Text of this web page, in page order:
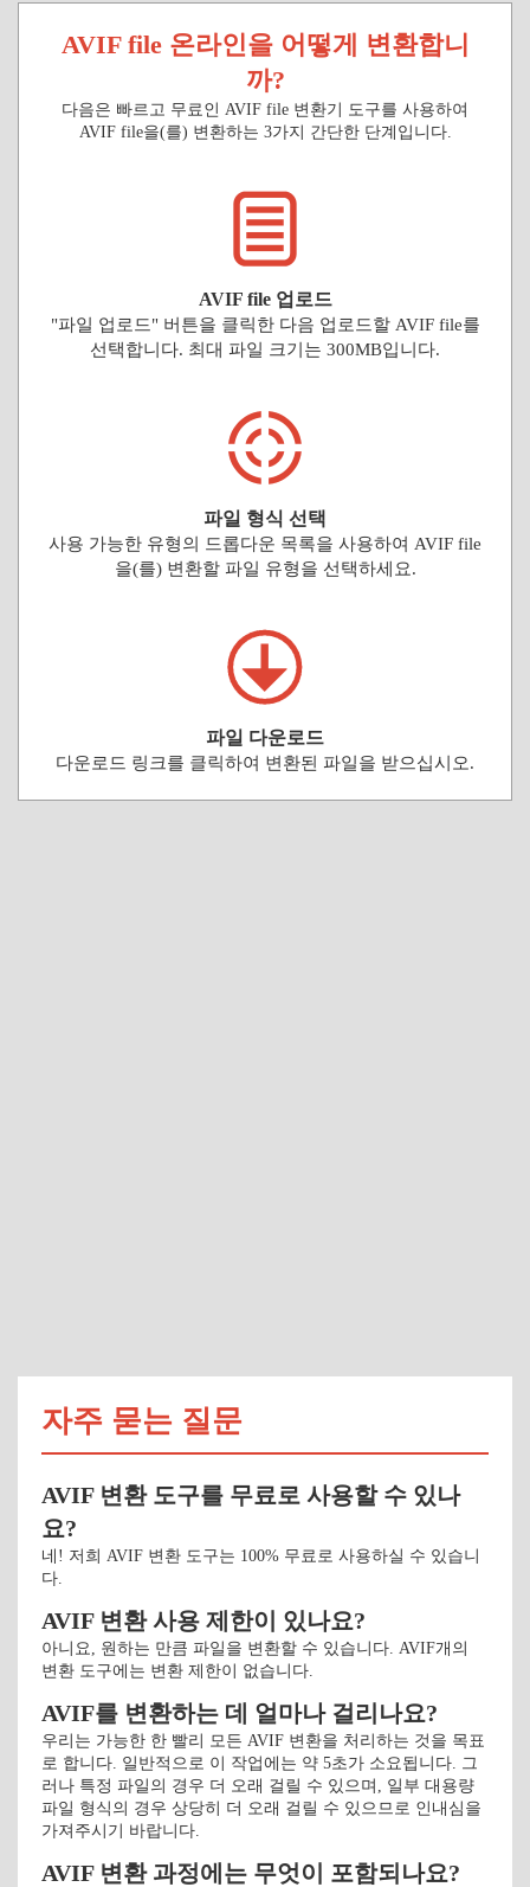
AVIF file 온라인을 어떻게 변환합니
까?
다음은 빠르고 무료인 AVIF file 변환기 도구를 사용하여
AVIF file을(를) 변환하는 3가지 간단한 단계입니다.
AVIF file 업로드
"파일 업로드" 버튼을 클릭한 다음 업로드할 AVIF file를
선택합니다. 최대 파일 크기는 300MB입니다.
파일 형식 선택
사용 가능한 유형의 드롭다운 목록을 사용하여 AVIF file
을(를) 변환할 파일 유형을 선택하세요.
파일 다운로드
다운로드 링크를 클릭하여 변환된 파일을 받으십시오.
자주 묻는 질문
AVIF 변환 도구를 무료로 사용할 수 있나
요?
네! 저희 AVIF 변환 도구는 100% 무료로 사용하실 수 있습니
다.
AVIF 변환 사용 제한이 있나요?
아니요, 원하는 만큼 파일을 변환할 수 있습니다. AVIF개의
변환 도구에는 변환 제한이 없습니다.
AVIF를 변환하는 데 얼마나 걸리나요?
우리는 가능한 한 빨리 모든 AVIF 변환을 처리하는 것을 목표
로 합니다. 일반적으로 이 작업에는 약 5초가 소요됩니다. 그
러나 특정 파일의 경우 더 오래 걸릴 수 있으며, 일부 대용량
파일 형식의 경우 상당히 더 오래 걸릴 수 있으므로 인내심을
가져주시기 바랍니다.
AVIF 변환 과정에는 무엇이 포함되나요?